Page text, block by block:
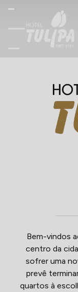
Bem-vindos
centro da
sofrer uma
prevê
quartos à